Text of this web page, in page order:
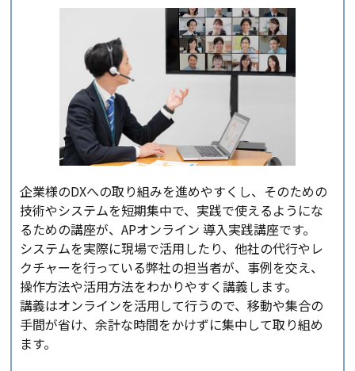
企業様のDXへの取り組みを進めやすくし、そのための
技術やシステムを短期集中で、実践で使えるようにな
るための講座が、APオンライン 導入実践講座です。
システムを実際に現場で活用したり、他社の代行やレ
クチャーを行っている弊社の担当者が、事例を交え、
操作方法や活用方法をわかりやすく講義します。
講義はオンラインを活用して行うので、移動や集合の
手間が省け、余計な時間をかけずに集中して取り組め
ます。